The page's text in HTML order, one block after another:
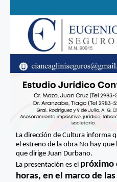
La dirección de Cultura informa
el estreno de la obra No hay
que dirige Juan Durbano.
La presentación es el próximo
horas, en el marco de